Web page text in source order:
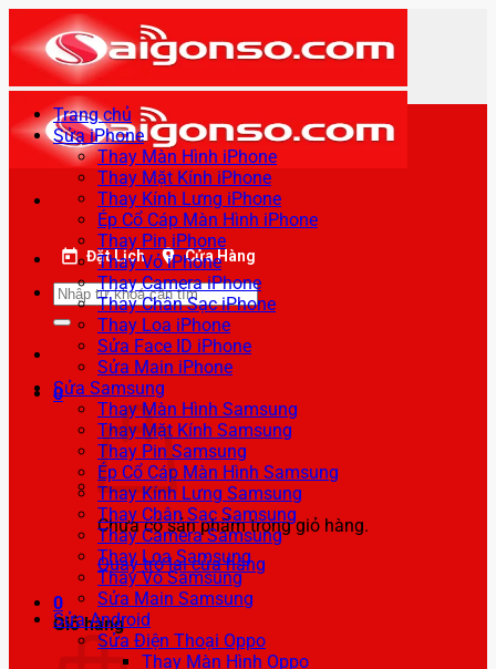
qua
nội
dung
Đặt Lịch Cửa Hàng
Tìm
kiếm:
0
Chưa có sản phẩm trong giỏ hàng.
Quay trở lại cửa hàng
0
Giỏ hàng
Trang chủ
Sửa iPhone
Thay Màn Hình iPhone
Thay Mặt Kính iPhone
Thay Kính Lưng iPhone
Ép Cổ Cáp Màn Hình iPhone
Thay Pin iPhone
Thay Vỏ iPhone
Thay Camera iPhone
Thay Chân Sạc iPhone
Thay Loa iPhone
Sửa Face ID iPhone
Sửa Main iPhone
Sửa Samsung
Thay Màn Hình Samsung
Thay Mặt Kính Samsung
Thay Pin Samsung
Ép Cổ Cáp Màn Hình Samsung
Thay Kính Lưng Samsung
Thay Chân Sạc Samsung
Thay Camera Samsung
Thay Loa Samsung
Thay Vỏ Samsung
Sửa Main Samsung
Sửa Android
Sửa Điện Thoại Oppo
Thay Màn Hình Oppo